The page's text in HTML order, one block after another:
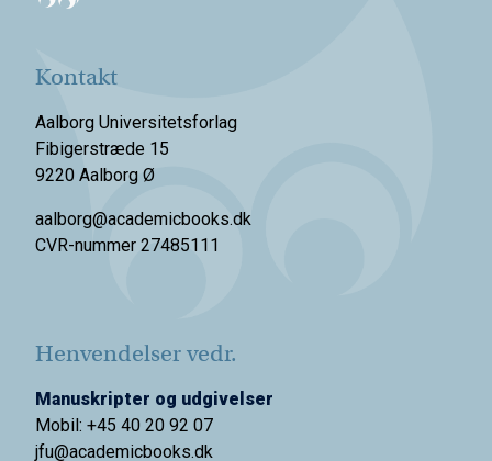
Kontakt
Aalborg Universitetsforlag
Fibigerstræde 15
9220 Aalborg Ø
aalborg@academicbooks.dk
CVR-nummer 27485111
Henvendelser vedr.
Manuskripter og udgivelser
Mobil: +45 40 20 92 07
jfu@academicbooks.dk